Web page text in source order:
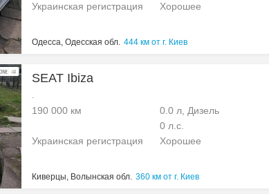
Украинская регистрация
Хорошее
Одесса, Одесская обл. 444 км от г. Киев
SEAT Ibiza
.
190 000 км 0.0 л, Дизель
0 л.с.
Украинская регистрация
Хорошее
Киверцы, Волынская обл. 360 км от г. Киев